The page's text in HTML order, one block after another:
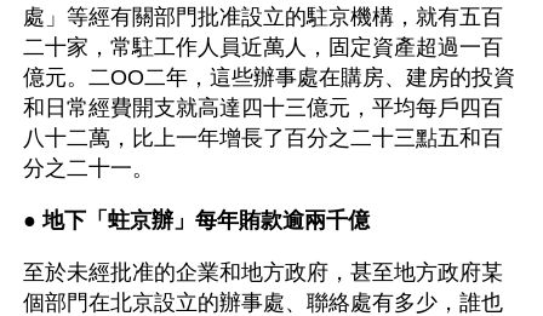
處」等經有關部門批准設立的駐京機構，就有五百
二十家，常駐工作人員近萬人，固定資產超過一百
億元。二OO二年，這些辦事處在購房、建房的投資
和日常經費開支就高達四十三億元，平均每戶四百
八十二萬，比上一年增長了百分之二十三點五和百
分之二十一。
● 地下「蛀京辦」每年賄款逾兩千億
至於未經批准的企業和地方政府，甚至地方政府某
個部門在北京設立的辦事處、聯絡處有多少，誰也